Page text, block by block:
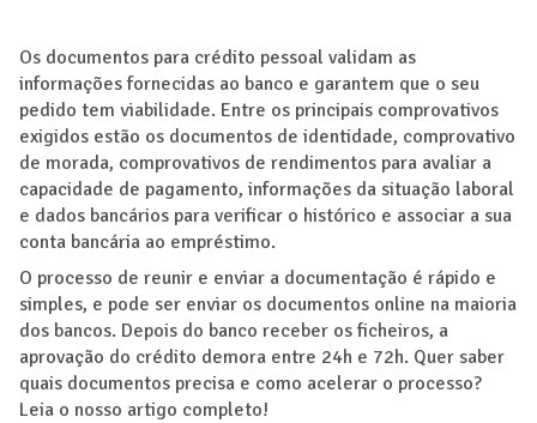
Os documentos para crédito pessoal validam as
informações fornecidas ao banco e garantem que o seu
pedido tem viabilidade. Entre os principais comprovativos
exigidos estão os documentos de identidade, comprovativo
de morada, comprovativos de rendimentos para avaliar a
capacidade de pagamento, informações da situação laboral
e dados bancários para verificar o histórico e associar a sua
conta bancária ao empréstimo.
O processo de reunir e enviar a documentação é rápido e
simples, e pode ser enviar os documentos online na maioria
dos bancos. Depois do banco receber os ficheiros, a
aprovação do crédito demora entre 24h e 72h. Quer saber
quais documentos precisa e como acelerar o processo?
Leia o nosso artigo completo!